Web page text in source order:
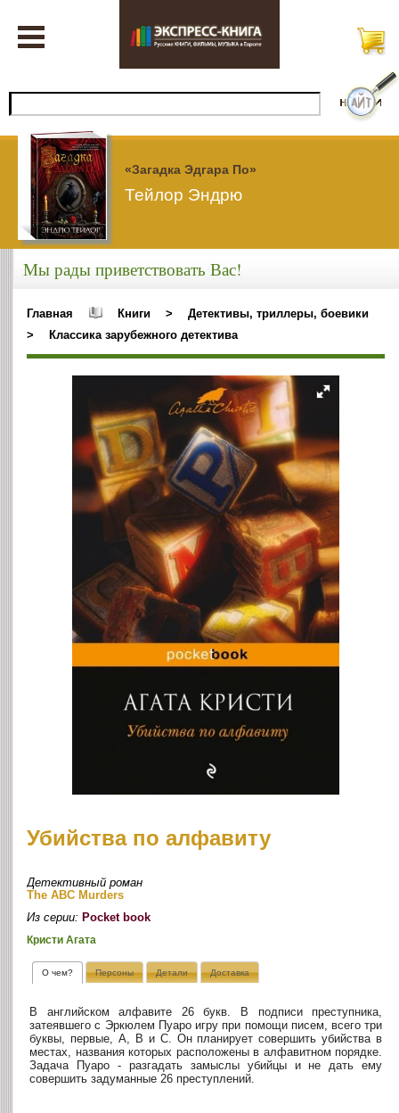
«Загадка Эдгара По»
Тейлор Эндрю
Мы рады приветствовать Вас!
Главная Книги >
Детективы, триллеры, боевики
>
Классика зарубежного детектива
Убийства по алфавиту
Детективный роман
The ABC Murders
Из серии: Pocket book
Кристи Агата
О чем? Персоны Детали Доставка
В английском алфавите 26 букв. В подписи преступника,
затеявшего с Эркюлем Пуаро игру при помощи писем, всего три
буквы, первые, А, В и С. Он планирует совершить убийства в
местах, названия которых расположены в алфавитном порядке.
Задача Пуаро - разгадать замыслы убийцы и не дать ему
совершить задуманные 26 преступлений.